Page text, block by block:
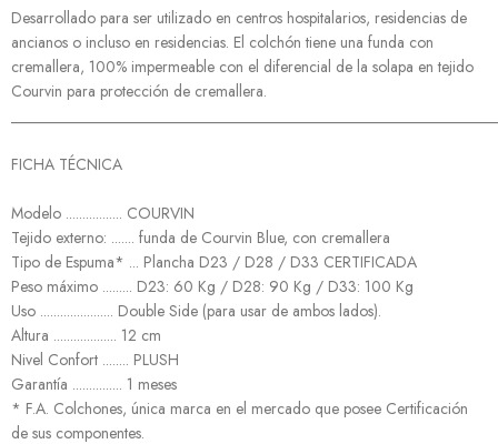
Desarrollado para ser utilizado en centros hospitalarios, residencias de
ancianos o incluso en residencias. El colchón tiene una funda con
cremallera, 100% impermeable con el diferencial de la solapa en tejido
Courvin para protección de cremallera.
FICHA TÉCNICA
Modelo ................. COURVIN
Tejido externo: ....... funda de Courvin Blue, con cremallera
Tipo de Espuma* ... Plancha D23 / D28 / D33 CERTIFICADA
Peso máximo ......... D23: 60 Kg / D28: 90 Kg / D33: 100 Kg
Uso ...................... Double Side (para usar de ambos lados).
Altura ................... 12 cm
Nivel Confort ........ PLUSH
Garantía ............... 1 meses
* F.A. Colchones, única marca en el mercado que posee Certificación
de sus componentes.